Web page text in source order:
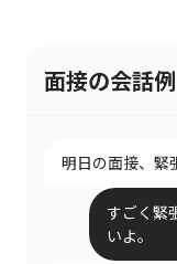
面接の会話例
明日の面接、緊
すごく緊
いよ。